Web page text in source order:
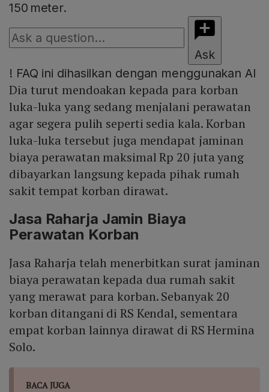
150 meter.
Ask
! FAQ ini dihasilkan dengan menggunakan AI
Dia turut mendoakan kepada para korban
luka-luka yang sedang menjalani perawatan
agar segera pulih seperti sedia kala. Korban
luka-luka tersebut juga mendapat jaminan
biaya perawatan maksimal Rp 20 juta yang
dibayarkan langsung kepada pihak rumah
sakit tempat korban dirawat.
Jasa Raharja Jamin Biaya
Perawatan Korban
Jasa Raharja telah menerbitkan surat jaminan
biaya perawatan kepada dua rumah sakit
yang merawat para korban. Sebanyak 20
korban ditangani di RS Kendal, sementara
empat korban lainnya dirawat di RS Hermina
Solo.
BACA JUGA